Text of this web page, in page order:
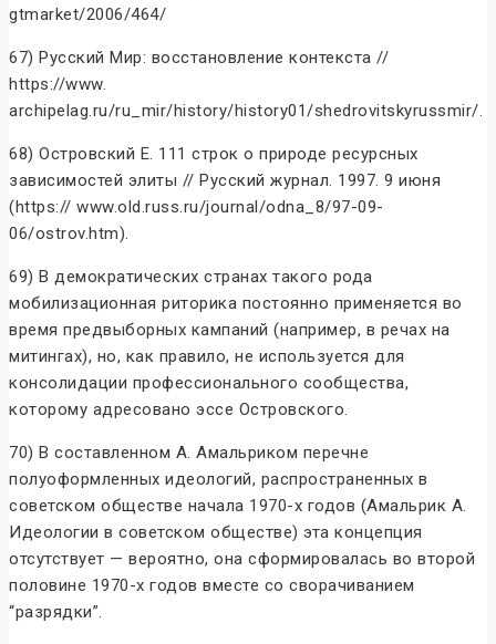
gtmarket/2006/464/
67) Русский Мир: восстановление контекста //
https://www.
archipelag.ru/ru_mir/history/history01/shedrovitskyrussmir/.
68) Островский Е. 111 строк о природе ресурсных
зависимостей элиты // Русский журнал. 1997. 9 июня
(https:// www.old.russ.ru/journal/odna_8/97-09-
06/ostrov.htm).
69) В демократических странах такого рода
мобилизационная риторика постоянно применяется во
время предвыборных кампаний (например, в речах на
митингах), но, как правило, не используется для
консолидации профессионального сообщества,
которому адресовано эссе Островского.
70) В составленном А. Амальриком перечне
полуоформленных идеологий, распространенных в
советском обществе начала 1970-х годов (Амальрик А.
Идеологии в советском обществе) эта концепция
отсутствует — вероятно, она сформировалась во второй
половине 1970-х годов вместе со сворачиванием
“разрядки”.